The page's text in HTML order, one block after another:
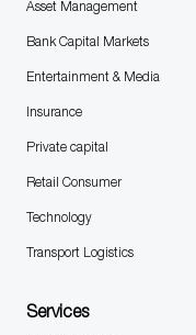
Asset Management
Bank Capital Markets
Entertainment & Media
Insurance
Private capital
Retail Consumer
Technology
Transport Logistics
Services